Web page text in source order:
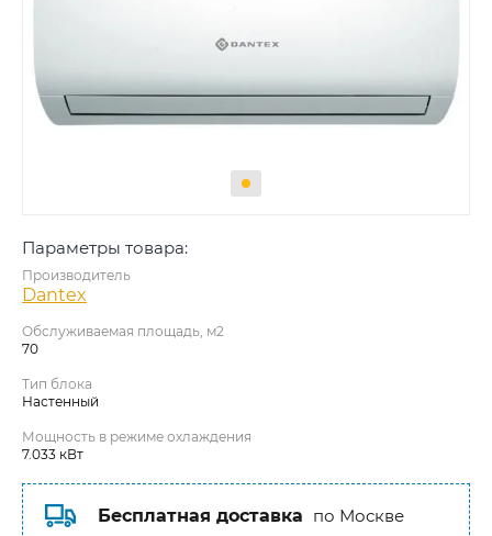
Параметры товара:
Производитель
Dantex
Обслуживаемая площадь, м2
70
Тип блока
Настенный
Мощность в режиме охлаждения
7.033 кВт
Бесплатная доставка по Москве